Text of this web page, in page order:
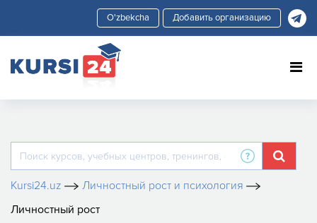
Добавить организацию
Kursi24.uz
Личностный рост и психология
Личностный рост